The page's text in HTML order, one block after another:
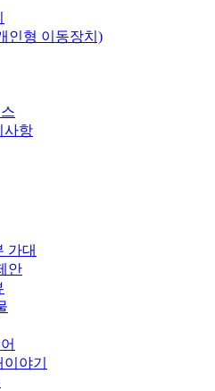
인형 이동장치)
사항
가대
안
야기